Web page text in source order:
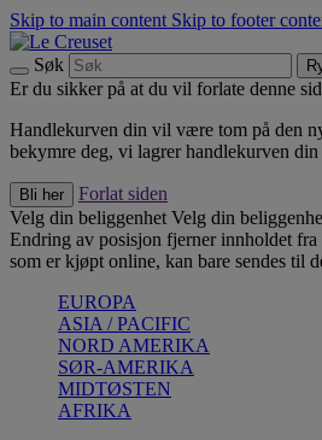
Skip to main content Skip to footer
Søk
Er du sikker på at du vil forlate denne
Handlekurven din vil være tom på den
bekymre deg, vi lagrer handlekurven
Bli her
Forlat siden
Velg din beliggenhet Velg din
Endring av posisjon fjerner innholdet
som er kjøpt online, kan bare sendes til
EUROPA
ASIA / PACIFIC
NORD AMERIKA
SØR-AMERIKA
MIDTØSTEN
AFRIKA